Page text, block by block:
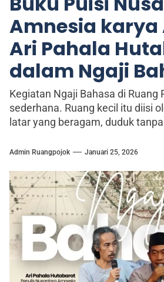
Amnesia karya
Ari Pahala
dalam Ngaji
Kegiatan Ngaji Bahasa di Ruang
sederhana. Ruang kecil itu diisi
latar yang beragam, duduk
Admin Ruangpojok Januari 25, 2026